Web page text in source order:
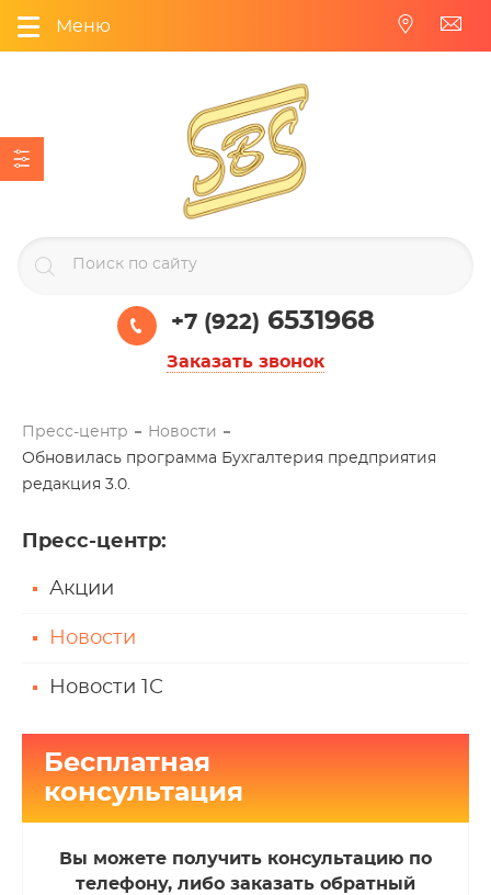
Меню
+7 (922) 6531968
Заказать звонок
Пресс-центр
Новости
Обновилась программа Бухгалтерия предприятия
редакция 3.0.
Пресс-центр:
Акции
Новости
Новости 1С
Бесплатная
консультация
Вы можете получить консультацию по
телефону, либо заказать обратный